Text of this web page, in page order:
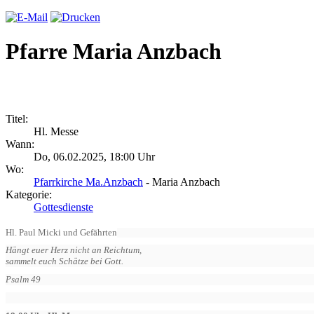
Pfarre Maria Anzbach
Titel:
Hl. Messe
Wann:
Do, 06.02.2025, 18:00 Uhr
Wo:
Pfarrkirche Ma.Anzbach - Maria Anzbach
Kategorie:
Gottesdienste
Hl. Paul Micki und Gefährten
Hängt euer Herz nicht an Reichtum,
sammelt euch Schätze bei Gott.
Psalm 49